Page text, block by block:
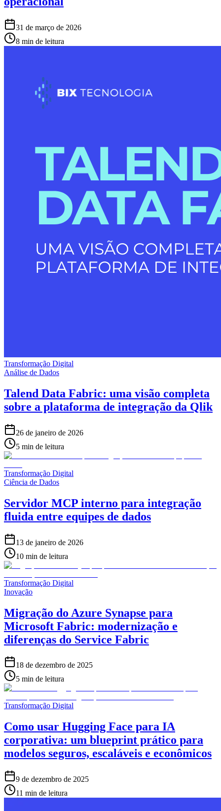
31 de março de 2026
8 min de leitura
Transformação Digital
Análise de Dados
Talend Data Fabric: uma visão completa
sobre a plataforma de integração da Qlik
26 de janeiro de 2026
5 min de leitura
Transformação Digital
Ciência de Dados
Servidor MCP interno para integração
fluida entre equipes de dados
13 de janeiro de 2026
10 min de leitura
Transformação Digital
Inovação
Migração do Azure Synapse para
Microsoft Fabric: modernização e
diferenças do Service Fabric
18 de dezembro de 2025
5 min de leitura
Transformação Digital
Como usar Hugging Face para IA
corporativa: um blueprint prático para
modelos seguros, escaláveis e econômicos
9 de dezembro de 2025
11 min de leitura